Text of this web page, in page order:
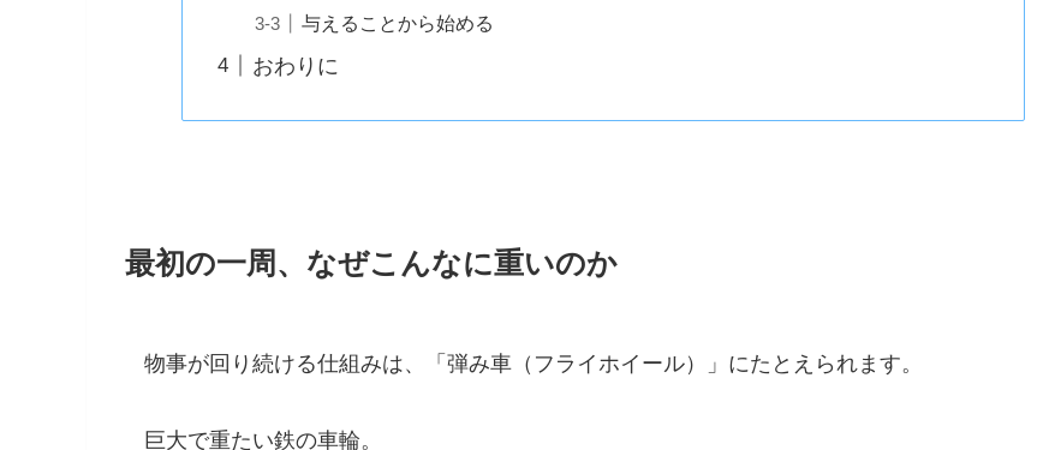
与えることから始める
おわりに
最初の一周、なぜこんなに重いのか
物事が回り続ける仕組みは、「弾み車（フライホイール）」にたとえられます。
巨大で重たい鉄の車輪。